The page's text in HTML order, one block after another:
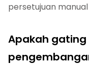
persetujuan
Apakah